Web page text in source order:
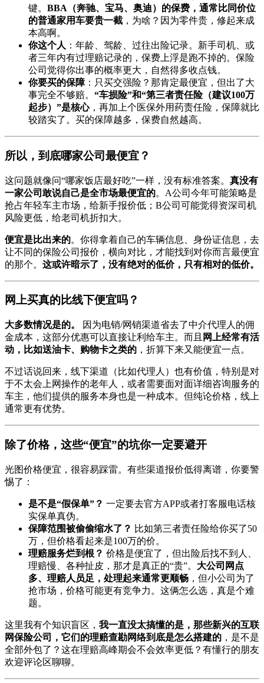
键。 BBA（奔驰、宝马、奥迪）的保费，通常比同价位
的普通家用车要贵一截 ，为啥？因为零件贵，修起来成
本高啊。
你这个人 ：年龄、驾龄、过往出险记录。新手司机、或
者三年内有过理赔记录的，保费上浮是跑不掉的。保险
公司觉得你出事的概率更大，自然得多收点钱。
你要买的保障：只买交强险？那肯定最便宜，但出了大
事完全不够赔。 “车损险”和“第三者责任险（建议100万
起步）”是核心，再加上个医保外用药责任险，保障就比
较踏实了。买的保障越多，保费自然越高。
所以，到底哪家公司最便宜？
这问题就像问“哪家饭店最好吃”一样，没有标准答案。 真没有
一家公司敢说自己是全市场最便宜的。A公司今年可能策略是
抢占年轻车主市场，给新手报价低；B公司可能觉得资深司机
风险更低，给老司机折扣大。
便宜是比出来的。你得拿着自己的车辆信息、身份证信息，去
让不同的保险公司报价，横向对比，才能找到对你而言最便宜
的那个。 这或许暗示了，没有绝对的低价，只有相对的低价。
网上买真的比线下便宜吗？
大多数情况是的。
因为电销/网销渠道省去了中介代理人的佣
金成本，这部分优惠可以直接让利给车主。而且 网上经常有活
动，比如送油卡、购物卡之类的 ，折算下来又能便宜一点。
不过话说回来，线下渠道（比如代理人）也有价值，特别是对
于不太会上网操作的老年人，或者需要面对面详细咨询服务的
车主，他们提供的服务本身也是一种成本。但纯论价格，线上
通常更有优势。
除了价格，这些“便宜”的坑你一定要避开
光图价格便宜，很容易踩雷。有些渠道报价低得离谱，你要警
惕了：
是不是“假保单”？ 一定要去官方APP或者打客服电话核
实保单真伪。
保障范围被偷偷缩水了？ 比如第三者责任险给你买了50
万，但价格看起来是100万的价。
理赔服务烂到根？ 价格是便宜了，但出险后找不到人、
理赔慢、各种扯皮，那才是真正的“贵”。 大公司网点
多、理赔人员足，处理起来通常更顺畅 ，但小公司为了
抢市场，价格可能更有竞争力。这俩怎么选，真是个难
题。
这里我有个知识盲区， 我一直没太搞懂的是，那些新兴的互联
网保险公司，它们的理赔查勘网络到底是怎么搭建的 ，是不是
全部外包了？这在理赔高峰期会不会效率更低？有懂行的朋友
欢迎评论区聊聊。